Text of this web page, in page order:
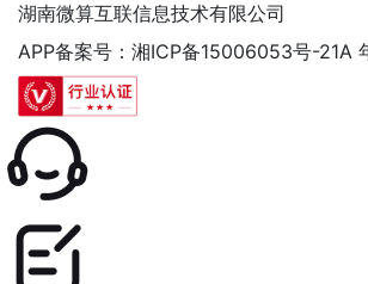
湖南微算互联信息技术有限公司
APP备案号：湘ICP备15006053号-21A